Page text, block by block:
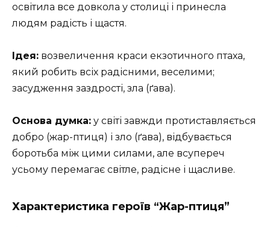
освітила все довкола у столиці і принесла
людям радість і щастя.
Ідея: возвеличення краси екзотичного птаха,
який робить всіх радісними, веселими;
засудження заздрості, зла (ґава).
Основа думка: у світі завжди протиставляється
добро (жар-птиця) і зло (ґава), відбувається
боротьба між цими силами, але всупереч
усьому перемагає світле, радісне і щасливе.
Характеристика героїв “Жар-птиця”